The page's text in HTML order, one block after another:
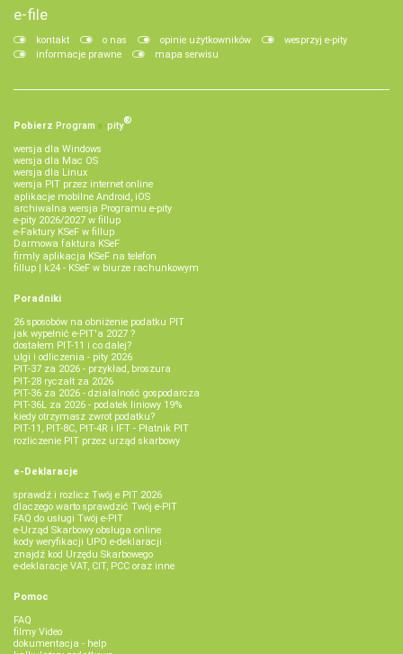
e-file
kontakt o nas opinie użytkowników
wesprzyj e-pity
informacje prawne
mapa serwisu
Pobierz Program e‑pity®
wersja dla Windows
wersja dla Mac OS
wersja dla Linux
wersja PIT przez internet online
aplikacje mobilne Android, iOS
archiwalna wersja Programu e-pity
e-pity 2026/2027 w fillup
e‑Faktury KSeF w fillup
Darmowa faktura KSeF
firmly aplikacja KSeF na telefon
fillup | k24 - KSeF w biurze rachunkowym
Poradniki
26 sposobów na obniżenie podatku PIT
jak wypełnić e-PIT'a 2027 ?
dostałem PIT-11 i co dalej?
ulgi i odliczenia - pity 2026
PIT-37 za 2026 - przykład, broszura
PIT-28 ryczałt za 2026
PIT-36 za 2026 - działalność gospodarcza
PIT-36L za 2026 - podatek liniowy 19%
kiedy otrzymasz zwrot podatku?
PIT-11, PIT-8C, PIT-4R i IFT - Płatnik PIT
rozliczenie PIT przez urząd skarbowy
e-Deklaracje
sprawdź i rozlicz Twój e PIT 2026
dlaczego warto sprawdzić Twój e-PIT
FAQ do usługi Twój e-PIT
e-Urząd Skarbowy obsługa online
kody weryfikacji UPO e-deklaracji
znajdź kod Urzędu Skarbowego
e-deklaracje VAT, CIT, PCC oraz inne
Pomoc
FAQ
filmy Video
dokumentacja - help